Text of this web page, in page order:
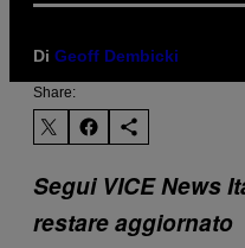
Di Geoff Dembicki
Share:
Segui VICE News
restare aggiornato